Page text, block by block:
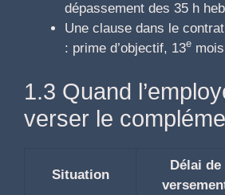
dépassement des 35 h
Une clause dans le
: prime d’objectif, 13e
1.3 Quand
verser le
Situation
Délai de